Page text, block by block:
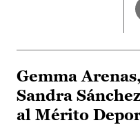
Gemma
Sandra
al Mérito